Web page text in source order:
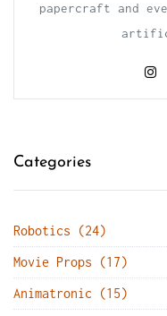
papercraft and
Categories
Robotics (24)
Movie Props (17)
Animatronic (15)